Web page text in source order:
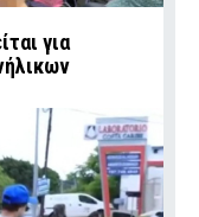
για